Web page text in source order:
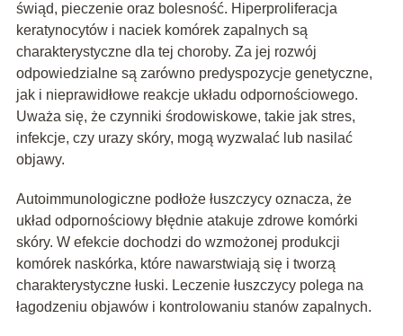
świąd, pieczenie oraz bolesność. Hiperproliferacja
keratynocytów i naciek komórek zapalnych są
charakterystyczne dla tej choroby. Za jej rozwój
odpowiedzialne są zarówno predyspozycje genetyczne,
jak i nieprawidłowe reakcje układu odpornościowego.
Uważa się, że czynniki środowiskowe, takie jak stres,
infekcje, czy urazy skóry, mogą wyzwalać lub nasilać
objawy.
Autoimmunologiczne podłoże łuszczycy oznacza, że
układ odpornościowy błędnie atakuje zdrowe komórki
skóry. W efekcie dochodzi do wzmożonej produkcji
komórek naskórka, które nawarstwiają się i tworzą
charakterystyczne łuski. Leczenie łuszczycy polega na
łagodzeniu objawów i kontrolowaniu stanów zapalnych.